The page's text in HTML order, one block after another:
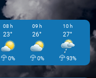
08 h
23°
0%
09 h
26°
0%
10 h
27°
93%